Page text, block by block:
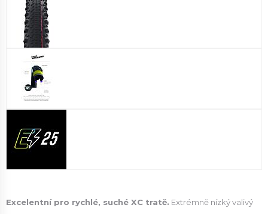
Excelentní pro rychlé, suché XC tratě. Extrémně nízký valivý